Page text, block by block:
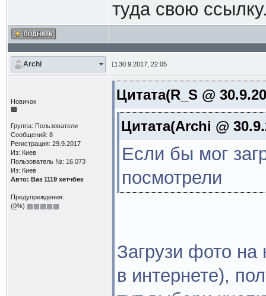
туда свою
Archi 30.9.2017, 22:05
Новичок
Группа: Пользователи
Сообщений: 8
Регистрация: 29.9.2017
Из: Киев
Пользователь №: 16.073
Из: Киев
Авто: Ваз 1119 хетчбек
Предупреждения:
(0%)
Цитата(R_S @
Цитата(Archi @
Если бы мог
посмотрели
Загрузи фото на
в интернете),